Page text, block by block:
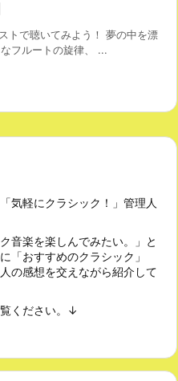
トで聴いてみよう！ 夢の中を漂
フルートの旋律、 ...
気軽にクラシック！」管理人
音楽を楽しんでみたい。」と
「おすすめのクラシック」
の感想を交えながら紹介して
ください。↓